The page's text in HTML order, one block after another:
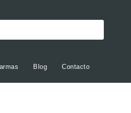
Blog Contacto